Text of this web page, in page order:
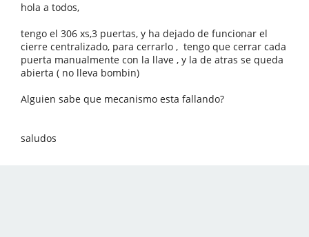
hola a todos,
tengo el 306 xs,3 puertas, y ha dejado de funcionar el
cierre centralizado, para cerrarlo , tengo que cerrar cada
puerta manualmente con la llave , y la de atras se queda
abierta ( no lleva bombin)
Alguien sabe que mecanismo esta fallando?
saludos